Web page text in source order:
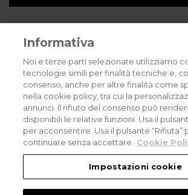
Privacy policy Cookies policy
© 2026 all rights reserved - Corradi Srl - Via M.
Maggiore (BO) T +39 051 4188411
Codice Fiscale - Partita Iva e Registro Imprese di
- 521198. Capitale Sociale: euro
An eLogic Digital Company Project Powered
Informativa
Noi e terze parti selezionate utilizziamo
tecnologie simili per finalità tecniche e,
consenso, anche per altre finalità come
nella cookie policy, tra cui la
annunci. Il rifiuto del consenso può
disponibili le relative funzioni. Usa il
per acconsentire. Usa il pulsante “Rifiuta”
continuare senza accettare.
Cookie
Impostazioni cookie